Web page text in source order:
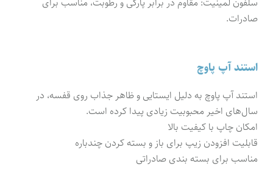
صادرات.
استند آپ پاوچ
استند آپ پاوچ به دلیل ایستایی و ظاهر جذاب روی قفسه، در
سال‌های اخیر محبوبیت زیادی پیدا کرده است.
امکان چاپ با کیفیت بالا
قابلیت افزودن زیپ برای باز و بسته کردن چندباره
مناسب برای بسته بندی صادراتی